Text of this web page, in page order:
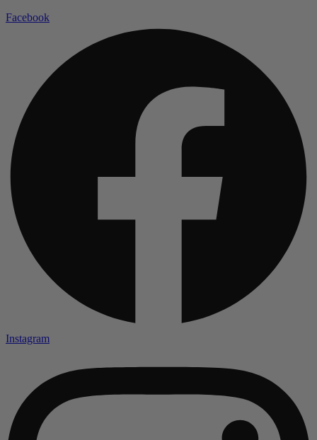
Facebook
Instagram